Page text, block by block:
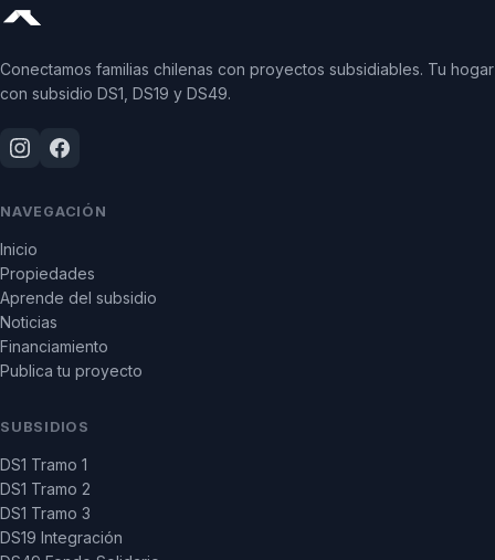
Conectamos familias chilenas con proyectos subsidiables. Tu hogar
con subsidio DS1, DS19 y DS49.
NAVEGACIÓN
Inicio
Propiedades
Aprende del subsidio
Noticias
Financiamiento
Publica tu proyecto
SUBSIDIOS
DS1 Tramo 1
DS1 Tramo 2
DS1 Tramo 3
DS19 Integración